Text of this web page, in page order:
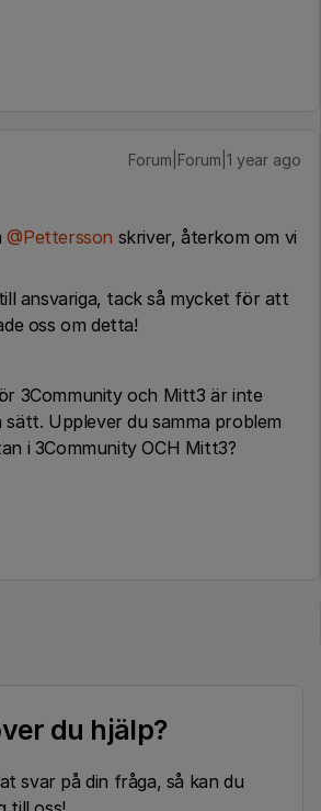
Forum|Forum|1 year ago
@Pettersson skriver, återkom om vi
ansvariga, tack så mycket för att
oss om detta!
3Community och Mitt3 är inte
sätt. Upplever du samma problem
i 3Community OCH Mitt3?
du hjälp?
svar på din fråga, så kan du